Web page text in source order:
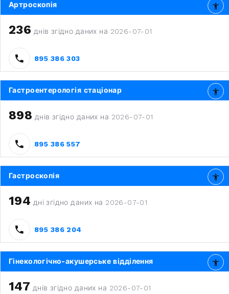
Артроскопія
236 днів згідно даних на 2026-07-01
895 386 303
Гастроентерологія стаціонар
898 днів згідно даних на 2026-07-01
895 386 557
Гастроскопія
194 дні згідно даних на 2026-07-01
895 386 204
Гінекологічно-акушерське відділення
147 днів згідно даних на 2026-07-01